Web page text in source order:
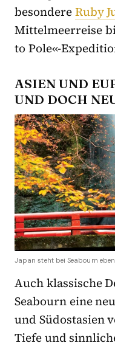
besondereRuby
Mittelmeerreise
to Pole«-
ASIEN UND
UND DOCH
Japan steht bei Seabourn
Auch klassische
Seabourn eine
und Südostasien
Tiefe und